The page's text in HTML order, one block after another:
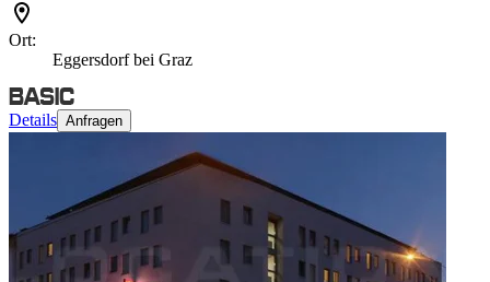
Ort:
Eggersdorf bei Graz
Details Anfragen